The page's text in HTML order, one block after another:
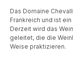
Das Domaine
Frankreich und ist
Derzeit wird das
geleitet, die die
Weise praktizieren.